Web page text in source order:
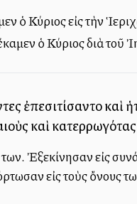
ὁ Κύριος εἰς τὴν
ὁ Κύριος διὰ τοῦ
ἐπεσιτίσαντο
καὶ
Ἐξεκίνησαν εἰς
εἰς τοὺς ὄνους